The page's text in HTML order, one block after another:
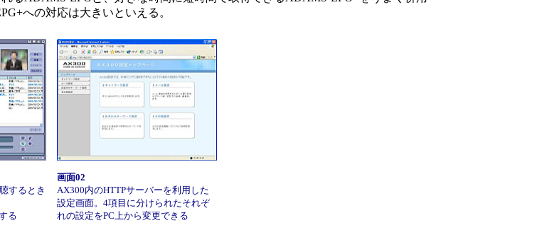
への対応は大きいといえる。
するとき
る
画面02
AX300内のHTTPサーバーを利用した
設定画面。4項目に分けられたそれぞ
れの設定をPC上から変更できる